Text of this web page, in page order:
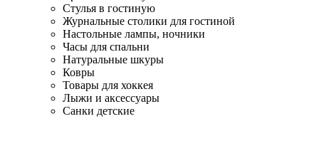
Стулья в гостиную
Журнальные столики для гостиной
Настольные лампы, ночники
Часы для спальни
Натуральные шкуры
Ковры
Товары для хоккея
Лыжи и аксессуары
Санки детские